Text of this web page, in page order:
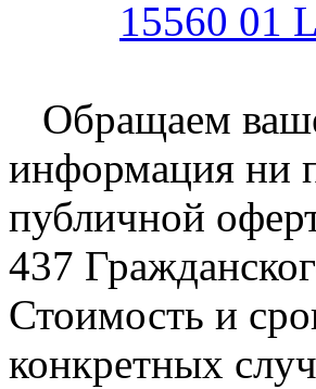
15560 01
Обращаем
информация ни
публичной
437
Стоимость и
конкретных